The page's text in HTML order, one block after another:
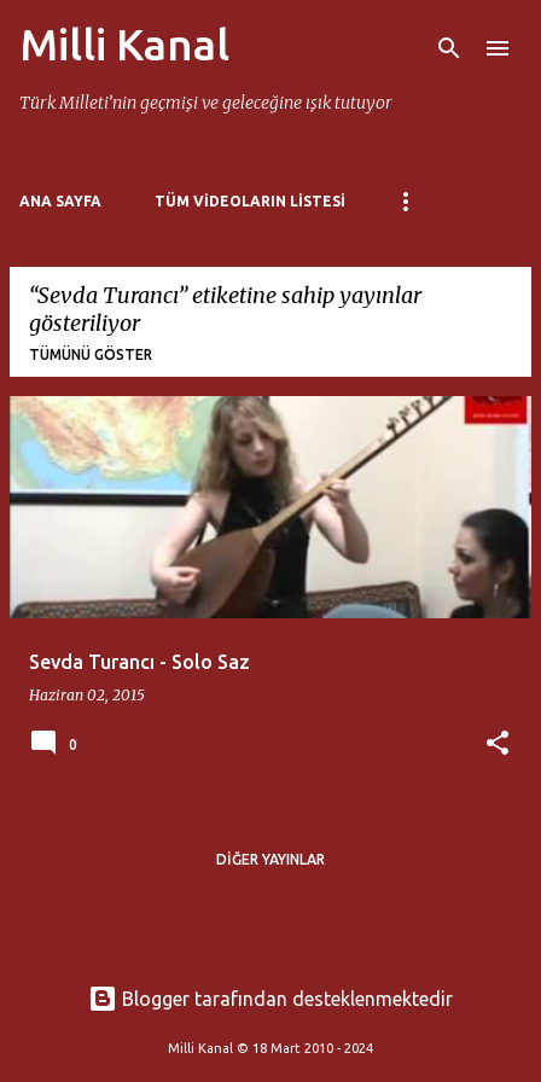
Ana içeriğe atla
Milli Kanal
Türk Milleti’nin geçmişi ve geleceğine ışık tutuyor
ANA SAYFA TÜM VIDEOLARIN LISTESI
Sevda Turancı etiketine sahip yayınlar
gösteriliyor
TÜMÜNÜ GÖSTER
K
a
y
Sevda Turancı - Solo Saz
Haziran 02, 2015
0
DIĞER YAYINLAR
Blogger tarafından desteklenmektedir
Milli Kanal © 18 Mart 2010 - 2024